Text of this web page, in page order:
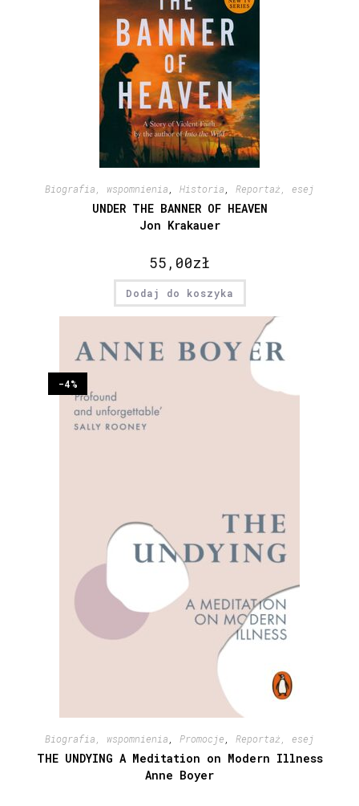
Biografia, wspomnienia Historia Reportaż, esej
UNDER THE BANNER OF HEAVEN
Jon Krakauer
55,00zł
Dodaj do koszyka
-4%
Biografia, wspomnienia Promocje Reportaż, esej
THE UNDYING A Meditation on Modern Illness
Anne Boyer